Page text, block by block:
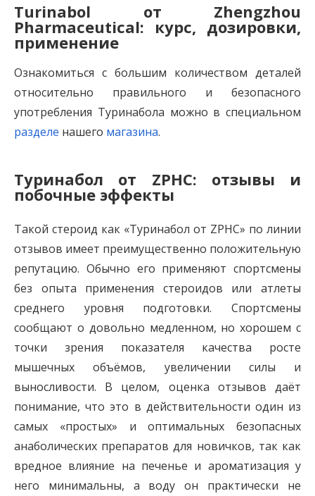
Turinabol от Zhengzhou
Pharmaceutical: курс, дозировки,
применение
Ознакомиться с большим количеством деталей
относительно правильного и безопасного
употребления Туринабола можно в специальном
разделе нашего магазина.
Туринабол от ZPHC: отзывы и
побочные эффекты
Такой стероид как «Туринабол от ZPHC» по линии
отзывов имеет преимущественно положительную
репутацию. Обычно его применяют спортсмены
без опыта применения стероидов или атлеты
среднего уровня подготовки. Спортсмены
сообщают о довольно медленном, но хорошем с
точки зрения показателя качества росте
мышечных объёмов, увеличении силы и
выносливости. В целом, оценка отзывов даёт
понимание, что это в действительности один из
самых «простых» и оптимальных безопасных
анаболических препаратов для новичков, так как
вредное влияние на печенье и ароматизация у
него минимальны, а воду он практически не